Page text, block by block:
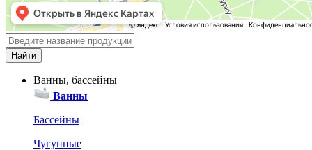
Ванны, бассейны
Ванны
Бассейны
Чугунные